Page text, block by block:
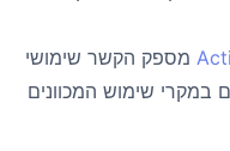
מספק הקשר שימושי
שימוש המכוונים